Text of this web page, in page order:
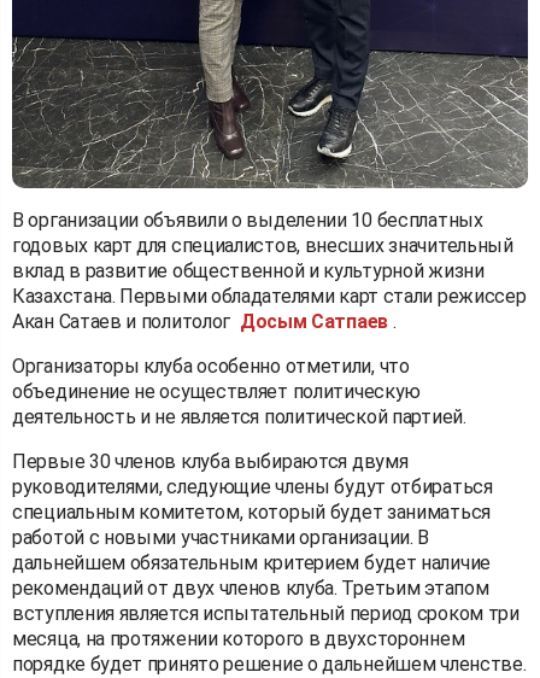
В организации объявили о выделении 10 бесплатных
годовых карт для специалистов, внесших значительный
вклад в развитие общественной и культурной жизни
Казахстана. Первыми обладателями карт стали режиссер
Акан Сатаев и политолог Досым Сатпаев .
Организаторы клуба особенно отметили, что
объединение не осуществляет политическую
деятельность и не является политической партией.
Первые 30 членов клуба выбираются двумя
руководителями, следующие члены будут отбираться
специальным комитетом, который будет заниматься
работой с новыми участниками организации. В
дальнейшем обязательным критерием будет наличие
рекомендаций от двух членов клуба. Третьим этапом
вступления является испытательный период сроком три
месяца, на протяжении которого в двухстороннем
порядке будет принято решение о дальнейшем членстве.